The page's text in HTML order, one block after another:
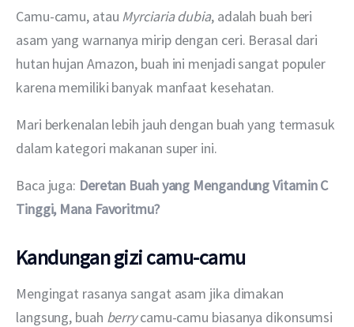
Mengapa Good Doctor
Berita
Layanan
Camu-camu, atau Myrciaria dubia, adalah buah beri
asam yang warnanya mirip dengan ceri. Berasal dari
hutan hujan Amazon, buah ini menjadi sangat populer
karena memiliki banyak manfaat kesehatan.
Mari berkenalan lebih jauh dengan buah yang termasuk
dalam kategori makanan super ini.
Baca juga: Deretan Buah yang Mengandung Vitamin C
Tinggi, Mana Favoritmu?
Kandungan gizi camu-camu
Mengingat rasanya sangat asam jika dimakan
langsung, buah berry camu-camu biasanya dikonsumsi